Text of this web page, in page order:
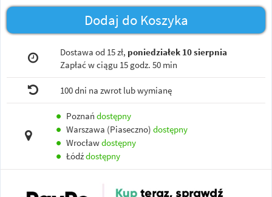
Dodaj do Koszyka
Dostawa od 15 zł, poniedziałek 10 sierpnia
Zapłać w ciągu 15 godz. 50 min
100 dni na zwrot lub wymianę
● Poznań dostępny
● Warszawa (Piaseczno) dostępny
● Wrocławdostępny
● Łódźdostępny